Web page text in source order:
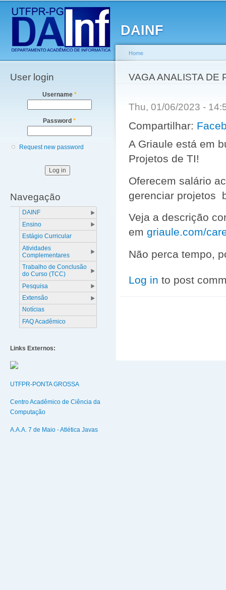
DAINF
Main menu
User login
Username *
Password *
Request new password
Navegação
DAINF
Ensino
Estágio Curricular
Atividades
Complementares
Trabalho de Conclusão
do Curso (TCC)
Pesquisa
Extensão
Notícias
FAQ Acadêmico
Links Externos:
UTFPR-PONTA GROSSA
Centro Acadêmico de Ciência da
Computação
A.A.A. 7 de Maio - Atlética Javas
You are here
Home
VAGA ANALISTA DE
Thu, 01/06/2023 -
Compartilhar:
A Griaule está em
Projetos de TI!
Oferecem salário
gerenciar projetos
Veja a descrição
em griaule.com/
Não perca tempo,
Log in to post